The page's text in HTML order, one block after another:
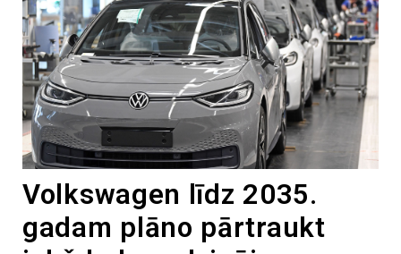
Volkswagen līdz 2035.
gadam plāno pārtraukt